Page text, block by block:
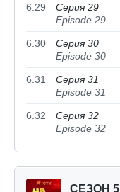
6.29
Серия 29
Episode 29
6.30
Серия 30
Episode 30
6.31
Серия 31
Episode 31
6.32
Серия 32
Episode 32
СЕЗОН 5